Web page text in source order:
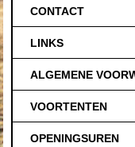
CONTACT
LINKS
ALGEMENE
VOORTENTEN
OPENINGSUREN